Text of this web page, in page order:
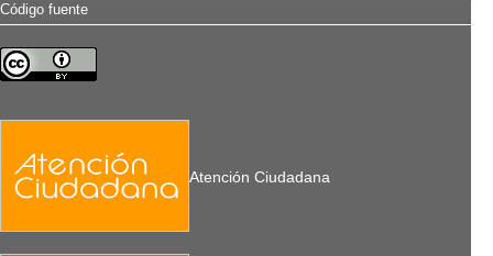
Código fuente
Atención Ciudadana